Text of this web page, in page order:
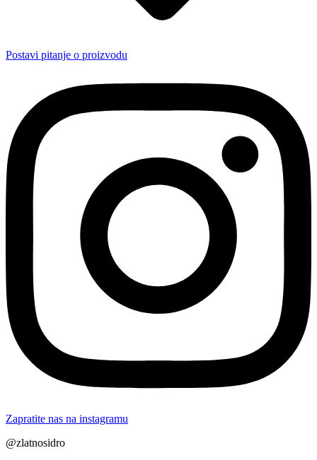
Postavi pitanje o proizvodu
Zapratite nas na instagramu
@zlatnosidro